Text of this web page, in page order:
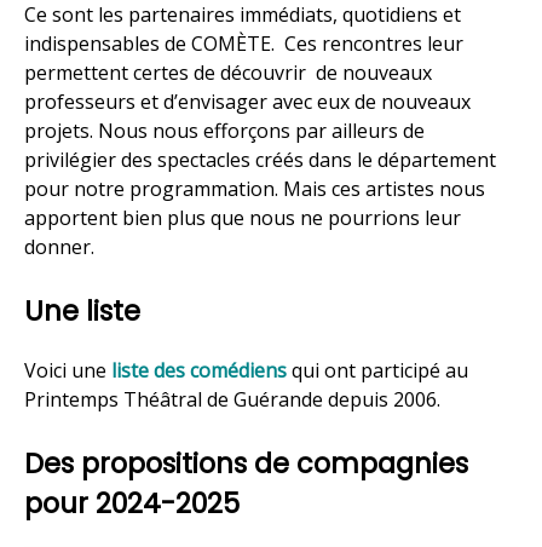
Ce sont les partenaires immédiats, quotidiens et
indispensables de COMÈTE. Ces rencontres leur
permettent certes de découvrir de nouveaux
professeurs et d’envisager avec eux de nouveaux
projets. Nous nous efforçons par ailleurs de
privilégier des spectacles créés dans le département
pour notre programmation. Mais ces artistes nous
apportent bien plus que nous ne pourrions leur
donner.
Une liste
Voici une liste des comédiensqui ont participé au
Printemps Théâtral de Guérande depuis 2006.
Des propositions de compagnies
pour 2024-2025